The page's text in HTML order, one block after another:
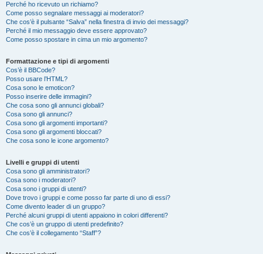
Perché ho ricevuto un richiamo?
Come posso segnalare messaggi ai moderatori?
Che cos’è il pulsante “Salva” nella finestra di invio dei messaggi?
Perché il mio messaggio deve essere approvato?
Come posso spostare in cima un mio argomento?
Formattazione e tipi di argomenti
Cos’è il BBCode?
Posso usare l’HTML?
Cosa sono le emoticon?
Posso inserire delle immagini?
Che cosa sono gli annunci globali?
Cosa sono gli annunci?
Cosa sono gli argomenti importanti?
Cosa sono gli argomenti bloccati?
Che cosa sono le icone argomento?
Livelli e gruppi di utenti
Cosa sono gli amministratori?
Cosa sono i moderatori?
Cosa sono i gruppi di utenti?
Dove trovo i gruppi e come posso far parte di uno di essi?
Come divento leader di un gruppo?
Perché alcuni gruppi di utenti appaiono in colori differenti?
Che cos’è un gruppo di utenti predefinito?
Che cos’è il collegamento “Staff”?